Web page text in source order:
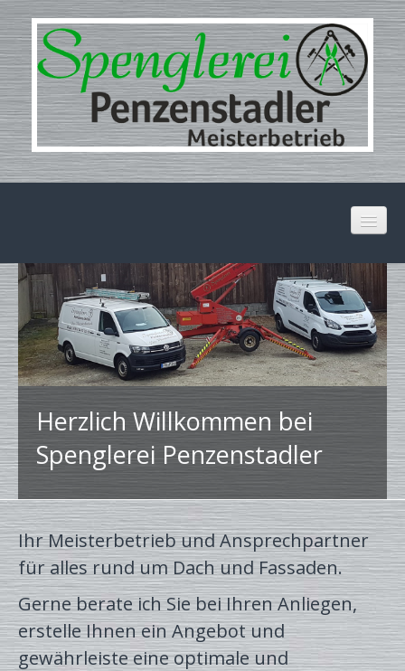
Startseite
Dienstleistungen
Über Uns
Kontakt
Impressum
Herzlich Willkommen bei
Spenglerei Penzenstadler
Ihr Meisterbetrieb und Ansprechpartner
für alles rund um Dach und Fassaden.
Gerne berate ich Sie bei Ihren Anliegen,
erstelle Ihnen ein Angebot und
gewährleiste eine optimale und